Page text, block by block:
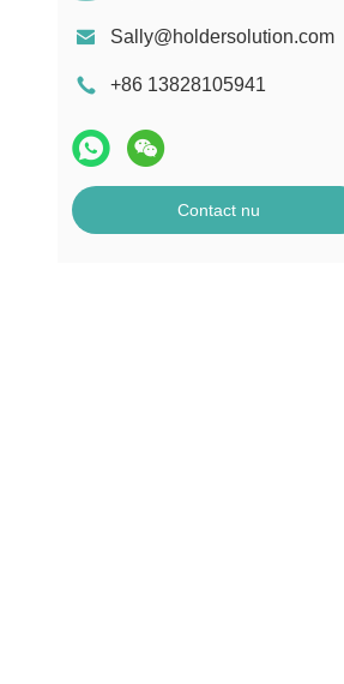
Sally@holdersolution.com
+86 13828105941
Contact nu